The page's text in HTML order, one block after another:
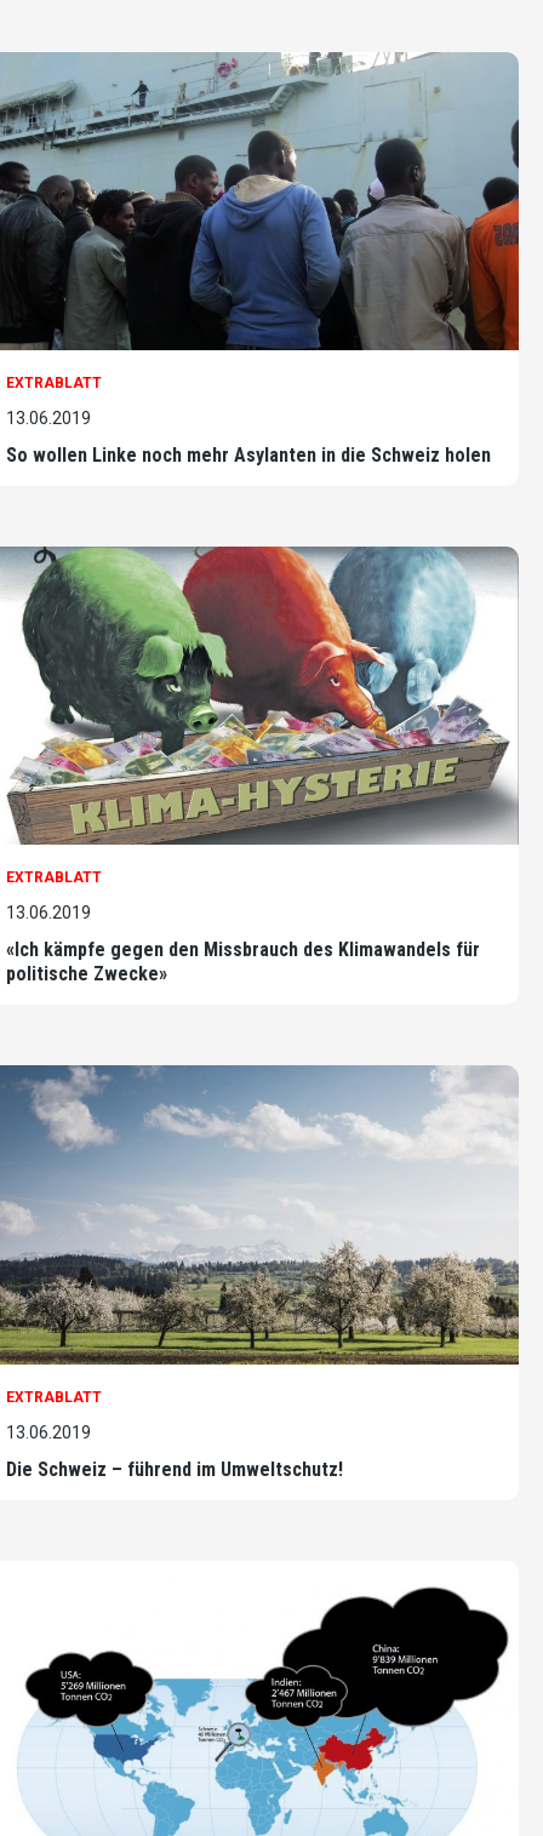
EXTRABLATT
13.06.2019
So wollen Linke noch mehr Asylanten in die Schweiz holen
EXTRABLATT
13.06.2019
«Ich kämpfe gegen den Missbrauch des Klimawandels für
politische Zwecke»
EXTRABLATT
13.06.2019
Die Schweiz – führend im Umweltschutz!